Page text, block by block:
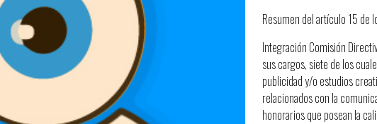
Resumen del artículo 15 de
Integración Comisión
sus cargos, siete de los
publicidad y/o estudios
relacionados con la
honorarios que posean la